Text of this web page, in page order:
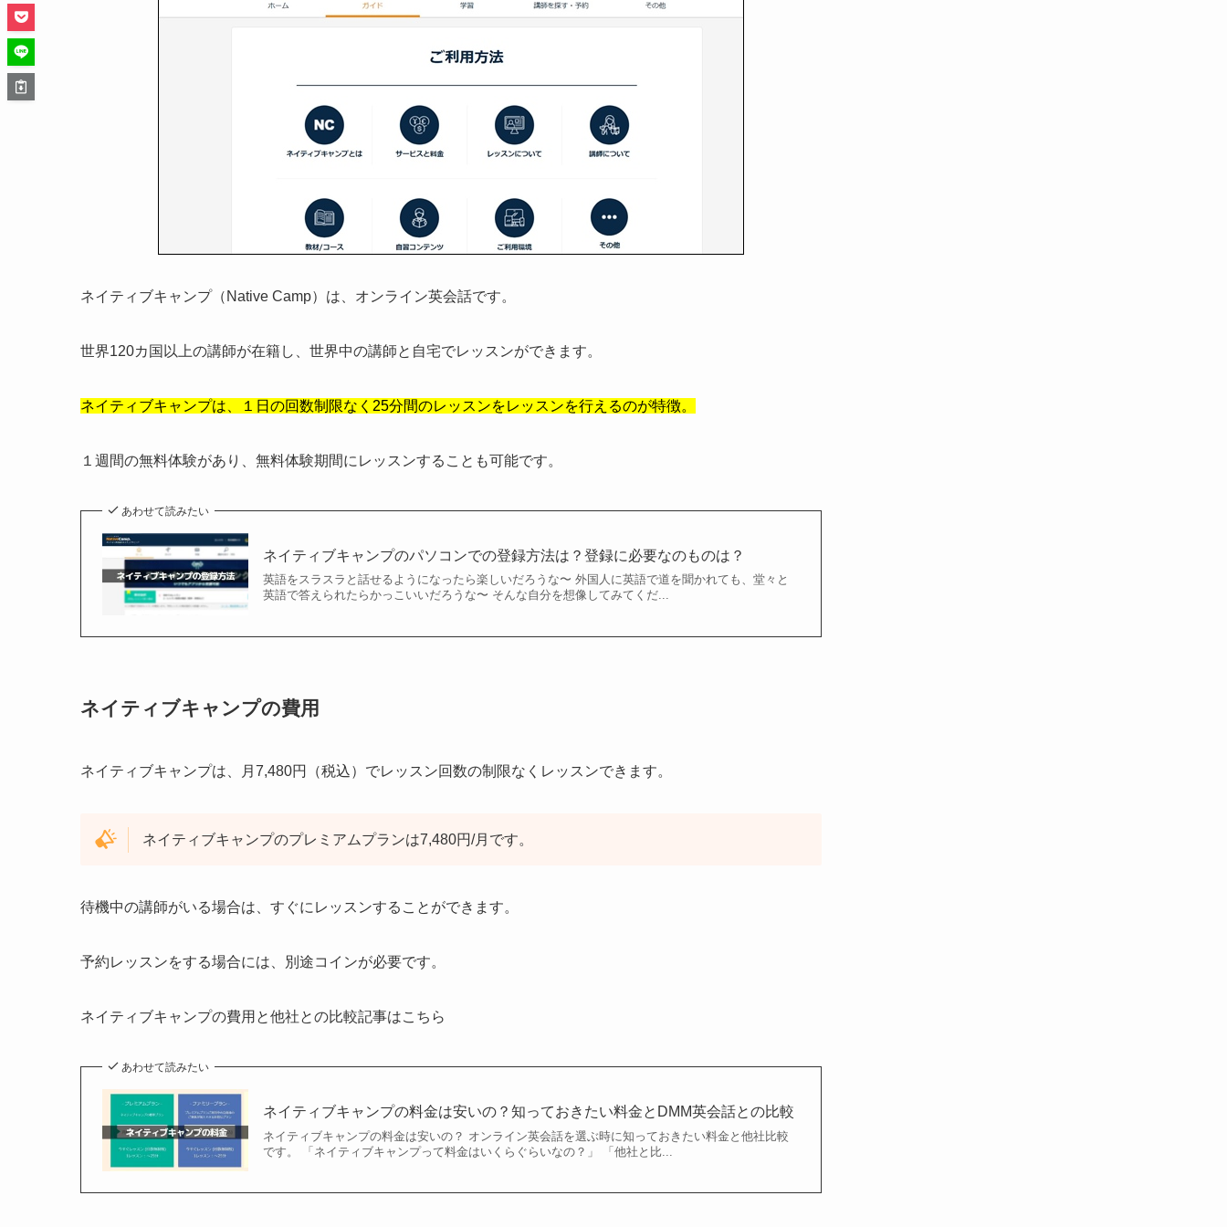
ネイティブキャンプ（Native Camp）は、オンライン英会話です。
世界120カ国以上の講師が在籍し、世界中の講師と自宅でレッスンができます。
ネイティブキャンプは、１日の回数制限なく25分間のレッスンをレッスンを行えるのが特徴。
１週間の無料体験があり、無料体験期間にレッスンすることも可能です。
あわせて読みたい
ネイティブキャンプのパソコンでの登録方法は？登録に必要なのものは？
英語をスラスラと話せるようになったら楽しいだろうな〜 外国人に英語で道を聞かれても、堂々と
英語で答えられたらかっこいいだろうな〜 そんな自分を想像してみてくだ...
ネイティブキャンプの費用
ネイティブキャンプは、月7,480円（税込）でレッスン回数の制限なくレッスンできます。
ネイティブキャンプのプレミアムプランは7,480円/月です。
待機中の講師がいる場合は、すぐにレッスンすることができます。
予約レッスンをする場合には、別途コインが必要です。
ネイティブキャンプの費用と他社との比較記事はこちら
あわせて読みたい
ネイティブキャンプの料金は安いの？知っておきたい料金とDMM英会話との比較
ネイティブキャンプの料金は安いの？ オンライン英会話を選ぶ時に知っておきたい料金と他社比較
です。 「ネイティブキャンプって料金はいくらぐらいなの？」 「他社と比...